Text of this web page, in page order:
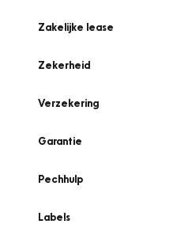
Zakelijke lease
Zekerheid
Verzekering
Garantie
Pechhulp
Labels